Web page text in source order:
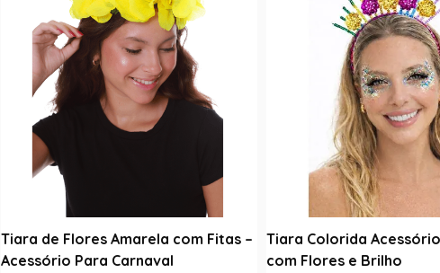
Tiara de Flores Amarela com Fitas –
Acessório Para Carnaval
Tiara Colorida
com Flores e Brilho